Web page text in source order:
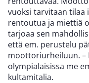
vuoksi tarvitaan tilaa
rentoutua ja miettiä
tarjoaa sen
että em. perustelu
moottoriurheiluun. –
olympialaisissa me
kultamitalia.